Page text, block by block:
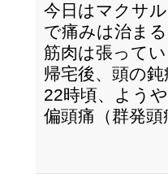
今日はマクサ
で痛みは治ま
筋肉は張って
帰宅後、頭の
22時頃、よう
偏頭痛（群発